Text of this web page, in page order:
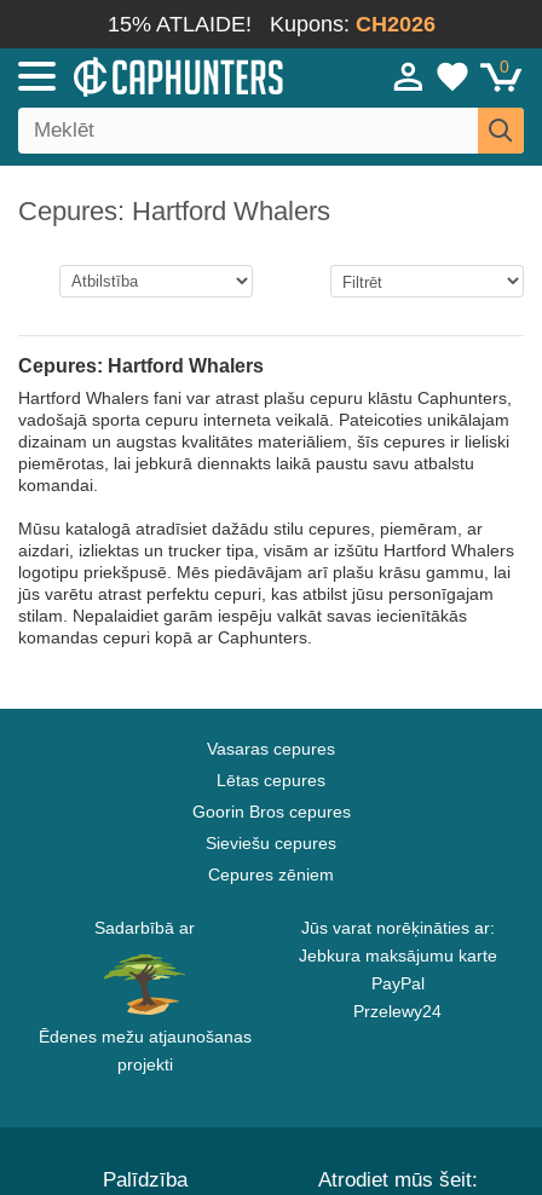
15% ATLAIDE! Kupons: CH2026
0
Cepures: Hartford Whalers
Cepures: Hartford Whalers
Hartford Whalers fani var atrast plašu cepuru klāstu Caphunters,
vadošajā sporta cepuru interneta veikalā. Pateicoties unikālajam
dizainam un augstas kvalitātes materiāliem, šīs cepures ir lieliski
piemērotas, lai jebkurā diennakts laikā paustu savu atbalstu
komandai.
Mūsu katalogā atradīsiet dažādu stilu cepures, piemēram, ar
aizdari, izliektas un trucker tipa, visām ar izšūtu Hartford Whalers
logotipu priekšpusē. Mēs piedāvājam arī plašu krāsu gammu, lai
jūs varētu atrast perfektu cepuri, kas atbilst jūsu personīgajam
stilam. Nepalaidiet garām iespēju valkāt savas iecienītākās
komandas cepuri kopā ar Caphunters.
Vasaras cepures
Lētas cepures
Goorin Bros cepures
Sieviešu cepures
Cepures zēniem
Sadarbībā ar
Ēdenes mežu atjaunošanas
projekti
Jūs varat norēķināties ar:
Jebkura maksājumu karte
PayPal
Przelewy24
Palīdzība Atrodiet mūs šeit: